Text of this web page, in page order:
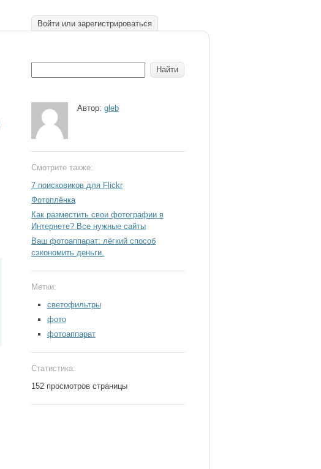
Войти или зарегистрироваться
Автор: gleb
Смотрите также:
7 поисковиков для Flickr
Фотоплёнка
Как разместить свои фотографии в
Интернете? Все нужные сайты
Ваш фотоаппарат: лёгкий способ
сэкономить деньги.
Метки:
светофильтры
фото
фотоаппарат
Статистика:
152 просмотров страницы